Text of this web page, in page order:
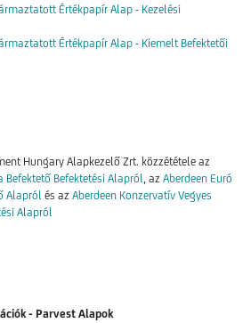
Értékpapír Alap - Kezelési
Értékpapír Alap - Kiemelt Befektetői
Hungary Alapkezelő Zrt. közzététele az
Befektetési Alapról , az Aberdeen Euró
Alapról és az Aberdeen Konzervatív Vegyes
Alapról
- Parvest Alapok